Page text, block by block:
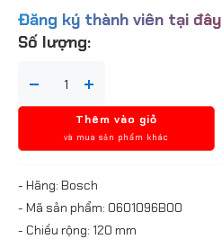
Đăng ký thành viên tại đây
Số lượng:
Thêm vào giỏ
và mua sản phẩm khác
- Hãng: Bosch
- Mã sản phẩm: 0601096B00
- Chiều rộng: 120 mm